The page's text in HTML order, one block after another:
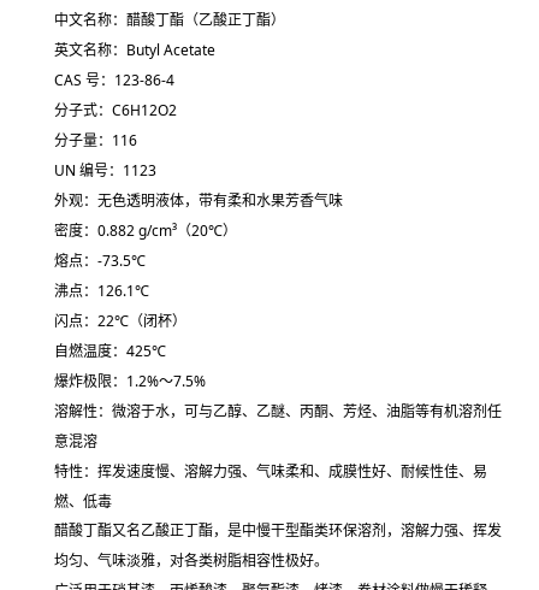
中文名称：醋酸丁酯（乙酸正丁酯）
英文名称：Butyl Acetate
CAS 号：123-86-4
分子式： C6H12O2
分子量：116
UN 编号：1123
外观：无色透明液体，带有柔和水果芳香气味
密度：0.882 g/cm³（20℃）
熔点：-73.5℃
沸点：126.1℃
闪点：22℃（闭杯）
自燃温度：425℃
爆炸极限：1.2%～7.5%
溶解性：微溶于水，可与乙醇、乙醚、丙酮、芳烃、油脂等有机溶剂任
意混溶
特性： 挥发速度慢、溶解力强、气味柔和、成膜性好、耐候性佳、易
燃、低毒
醋酸丁酯又名乙酸正丁酯，是中慢干型酯类环保溶剂，溶解力强、挥发
均匀、气味淡雅，对各类树脂相容性极好。